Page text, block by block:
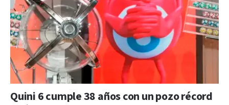
Quini 6 cumple 38 años con un pozo récord